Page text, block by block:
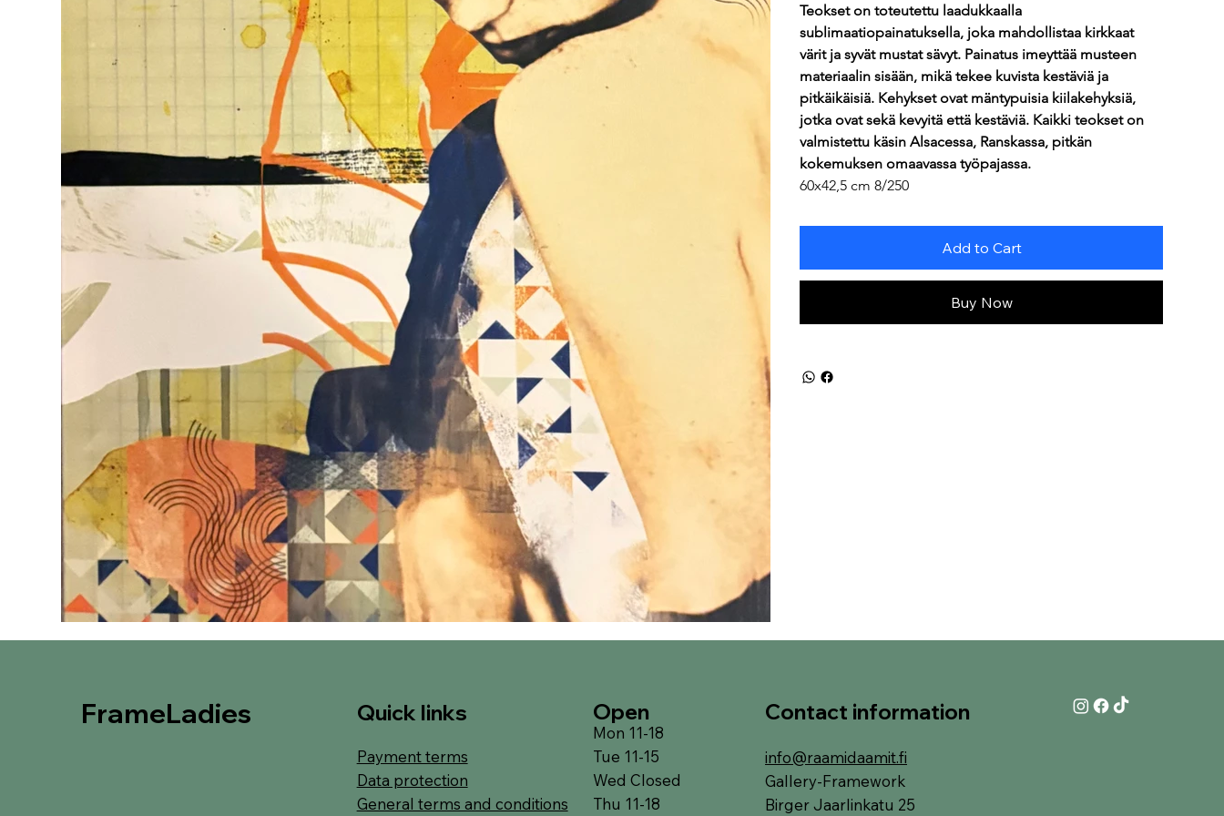
Teokset on toteutettu laadukkaalla
sublimaatiopainatuksella, joka mahdollistaa kirkkaat
värit ja syvät mustat sävyt. Painatus imeyttää musteen
materiaalin sisään, mikä tekee kuvista kestäviä ja
pitkäikäisiä. Kehykset ovat mäntypuisia kiilakehyksiä,
jotka ovat sekä kevyitä että kestäviä. Kaikki teokset on
valmistettu käsin Alsacessa, Ranskassa, pitkän
kokemuksen omaavassa työpajassa.
60x42,5 cm 8/250
Add to Cart
Buy Now
FrameLadies
Payment terms
Data protection
General terms and conditions
Quick links Contact information
info@raamidaamit.fi
Gallery-Framework
Birger Jaarlinkatu 25
Mon 11-18
Tue 11-15
Wed Closed
Thu 11-18
Open